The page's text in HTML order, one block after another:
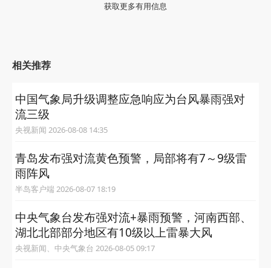
获取更多有用信息
相关推荐
中国气象局升级调整应急响应为台风暴雨强对
流三级
央视新闻 2026-08-08 14:35
青岛发布强对流黄色预警，局部将有7～9级雷
雨阵风
半岛客户端 2026-08-07 18:19
中央气象台发布强对流+暴雨预警，河南西部、
湖北北部部分地区有10级以上雷暴大风
央视新闻、中央气象台 2026-08-05 09:17